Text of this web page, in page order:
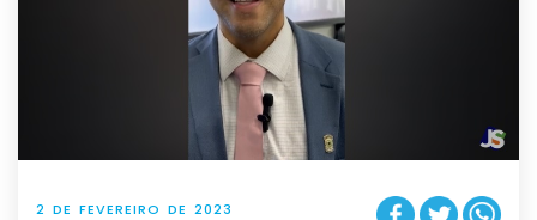
2 DE FEVEREIRO DE 2023